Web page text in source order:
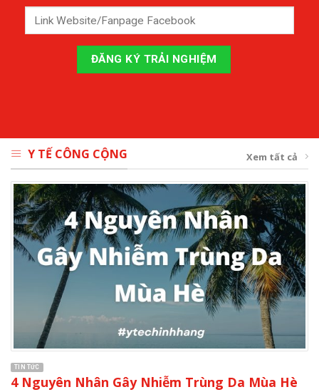
Y TẾ CÔNG CỘNG Xem tất cả
TIN TỨC
4 Nguyên Nhân Gây Nhiễm Trùng Da Mùa Hè